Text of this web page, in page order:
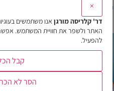
למבוגרים
×
דר' קלריסה מורגן אנו משתמשים
האתר ולשפר את חוויית המשתמש. אפשר
להפעיל.
קבל
הסר לא